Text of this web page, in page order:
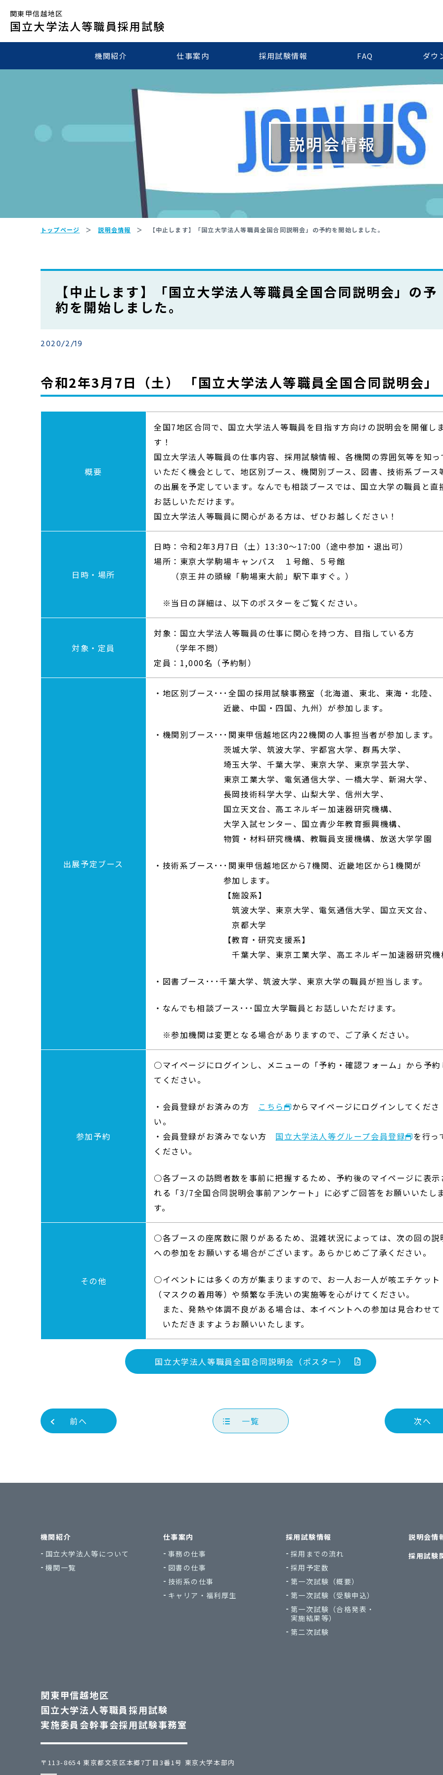
関東甲信越地区
国立大学法人等職員採用試験
機関紹介 仕事案内 採用試験情報 FAQ ダウ
説明会情報
トップページ 説明会情報 【中止します】「国立大学法人等職員全国合同説明会」の予約を開始しました。
【中止します】「国立大学法人等職員全国合同説明会」の予
約を開始しました。
2020/2/19
令和2年3月7日（土） 「国立大学法人等職員全国合同説明会」
概要
全国7地区合同で、国立大学法人等職員を目指す方向けの説明会を開催し
す！
国立大学法人等職員の仕事内容、採用試験情報、各機関の雰囲気等を知っ
いただく機会として、地区別ブース、機関別ブース、図書、技術系ブース
の出展を予定しています。なんでも相談ブースでは、国立大学の職員と直
お話しいただけます。
国立大学法人等職員に関心がある方は、ぜひお越しください！
日時・場所
日時：令和2年3月7日（土）13:30～17:00（途中参加・退出可）
場所：東京大学駒場キャンパス １号館、５号館
（京王井の頭線「駒場東大前」駅下車すぐ。）
※当日の詳細は、以下のポスターをご覧ください。
対象・定員
対象：国立大学法人等職員の仕事に関心を持つ方、目指している方
（学年不問）
定員：1,000名（予約制）
出展予定ブース
・地区別ブース･･･全国の採用試験事務室（北海道、東北、東海・北陸、
近畿、中国・四国、九州）が参加します。
・機関別ブース･･･関東甲信越地区内22機関の人事担当者が参加します。
茨城大学、筑波大学、宇都宮大学、群馬大学、
埼玉大学、千葉大学、東京大学、東京学芸大学、
東京工業大学、電気通信大学、一橋大学、新潟大学、
長岡技術科学大学、山梨大学、信州大学、
国立天文台、高エネルギー加速器研究機構、
大学入試センター、国立青少年教育振興機構、
物質・材料研究機構、教職員支援機構、放送大学学園
・技術系ブース･･･関東甲信越地区から7機関、近畿地区から1機関が
参加します。
【施設系】
筑波大学、東京大学、電気通信大学、国立天文台、
京都大学
【教育・研究支援系】
千葉大学、東京工業大学、高エネルギー加速器研究機
・図書ブース･･･千葉大学、筑波大学、東京大学の職員が担当します。
・なんでも相談ブース･･･国立大学職員とお話しいただけます。
※参加機関は変更となる場合がありますので、ご了承ください。
参加予約
○マイページにログインし、メニューの「予約・確認フォーム」から予約
てください。
・会員登録がお済みの方 こちら
からマイページにログインしてくださ
い。
・会員登録がお済みでない方 国立大学法人等グループ会員登録
を行っ
ください。
○各ブースの訪問者数を事前に把握するため、予約後のマイページに表示
れる「3/7全国合同説明会事前アンケート」に必ずご回答をお願いいたし
す。
その他
○各ブースの座席数に限りがあるため、混雑状況によっては、次の回の説
への参加をお願いする場合がございます。あらかじめご了承ください。
○イベントには多くの方が集まりますので、お一人お一人が咳エチケット
（マスクの着用等）や頻繁な手洗いの実施等を心がけてください。
また、発熱や体調不良がある場合は、本イベントへの参加は見合わせて
いただきますようお願いいたします。
国立大学法人等職員全国合同説明会（ポスター）
前へ 一覧 次へ
機関紹介
国立大学法人等について
機関一覧
仕事案内
事務の仕事
図書の仕事
技術系の仕事
キャリア・福利厚生
採用試験情報
採用までの流れ
採用予定数
第一次試験 （概要）
第一次試験 （受験申込）
第一次試験 （合格発表・
実施結果等）
第二次試験
説明会情
採用試験
関東甲信越地区
国立大学法人等職員採用試験
実施委員会幹事会採用試験事務室
〒113-8654 東京都文京区本郷7丁目3番1号 東京大学本部内